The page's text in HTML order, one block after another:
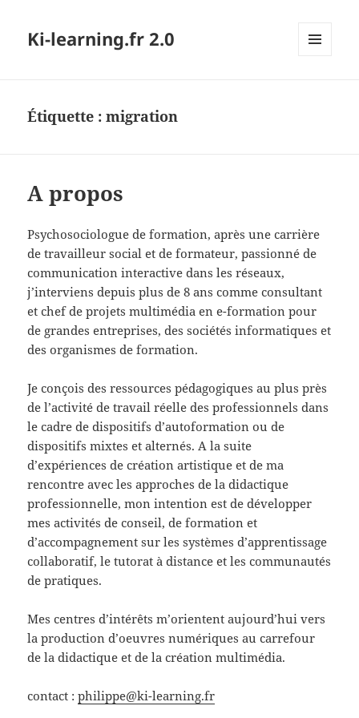
Ki-learning.fr 2.0
Étiquette :migration
A propos
Psychosociologue de formation, après une carrière
de travailleur social et de formateur, passionné de
communication interactive dans les réseaux,
j’interviens depuis plus de 8 ans comme consultant
et chef de projets multimédia en e-formation pour
de grandes entreprises, des sociétés informatiques et
des organismes de formation.
Je conçois des ressources pédagogiques au plus près
de l’activité de travail réelle des professionnels dans
le cadre de dispositifs d’autoformation ou de
dispositifs mixtes et alternés. A la suite
d’expériences de création artistique et de ma
rencontre avec les approches de la didactique
professionnelle, mon intention est de développer
mes activités de conseil, de formation et
d’accompagnement sur les systèmes d’apprentissage
collaboratif, le tutorat à distance et les communautés
de pratiques.
Mes centres d’intérêts m’orientent aujourd’hui vers
la production d’oeuvres numériques au carrefour
de la didactique et de la création multimédia.
contact :philippe@ki-learning.fr